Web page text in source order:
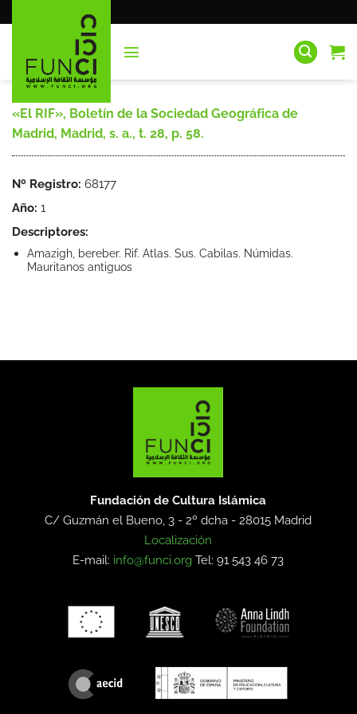
al
«El RIF», Boletín de la Sociedad Geográfica de
Madrid, Madrid, s. a., t. 28, p. 58.
Nº Registro: 68177
Año: 1
Descriptores:
Amazigh, bereber. Rif. Atlas. Sus. Cabilas. Númidas.
Mauritanos antiguos
Fundación de Cultura Islámica
C/ Guzmán el Bueno, 3 - 2º dcha -28015 Madrid
Localización
E-mail: info@funci.org Tel: 91 543 46 73